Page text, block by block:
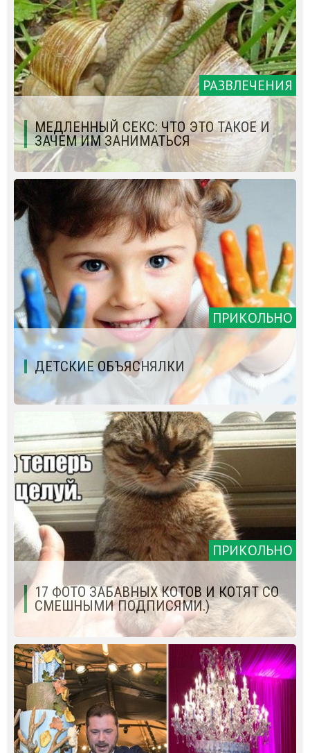
РАЗВЛЕЧЕНИЯ
МЕДЛЕННЫЙ СЕКС: ЧТО ЭТО ТАКОЕ И
ЗАЧЕМ ИМ ЗАНИМАТЬСЯ
ПРИКОЛЬНО
ДЕТСКИЕ ОБЪЯСНЯЛКИ
ПРИКОЛЬНО
17 ФОТО ЗАБАВНЫХ КОТОВ И КОТЯТ СО
СМЕШНЫМИ ПОДПИСЯМИ.)